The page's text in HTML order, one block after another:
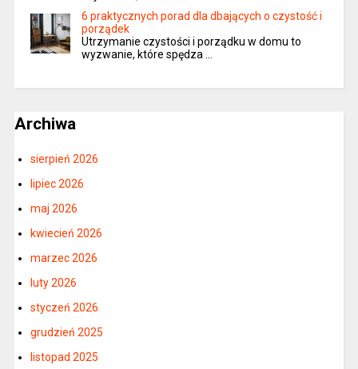
6 praktycznych porad dla dbających o czystość i
porządek
Utrzymanie czystości i porządku w domu to
wyzwanie, które spędza …
Archiwa
sierpień 2026
lipiec 2026
maj 2026
kwiecień 2026
marzec 2026
luty 2026
styczeń 2026
grudzień 2025
listopad 2025